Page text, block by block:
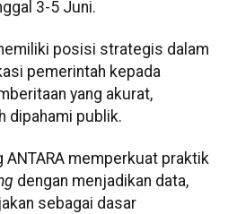
3-5 Juni.
posisi strategis dalam
pemerintah kepada
yang akurat,
dipahami publik.
ANTARA memperkuat praktik
dengan menjadikan data,
sebagai dasar